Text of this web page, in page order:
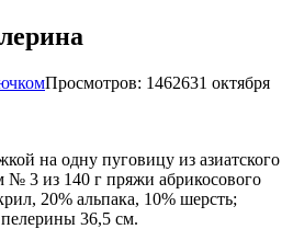
Просмотров: 1462631 октября
на одну пуговицу из азиатского
№ 3 из 140 г пряжи абрикосового
20% альпака, 10% шерсть;
36,5 см.